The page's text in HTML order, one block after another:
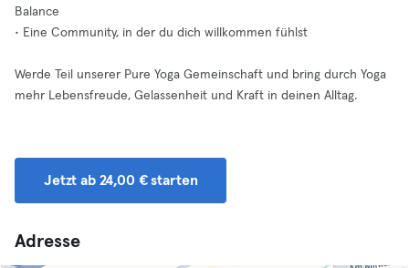
Balance
• Eine Community, in der du dich willkommen fühlst
Werde Teil unserer Pure Yoga Gemeinschaft und bring durch Yoga
mehr Lebensfreude, Gelassenheit und Kraft in deinen Alltag.
Jetzt ab 24,00 € starten
Adresse